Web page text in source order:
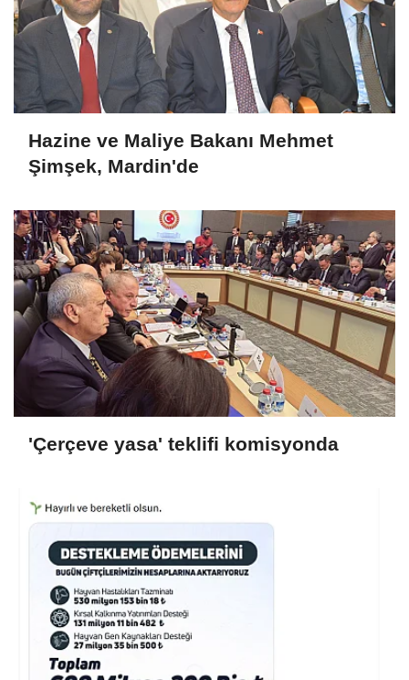
Hazine ve Maliye Bakanı Mehmet
Şimşek, Mardin'de
'Çerçeve yasa' teklifi komisyonda